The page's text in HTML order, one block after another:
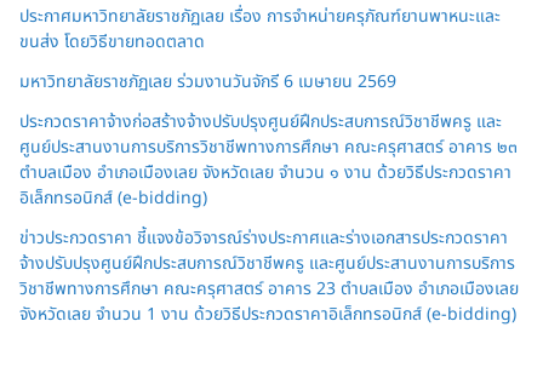
ประกาศมหาวิทยาลัยราชภัฏเลย เรื่อง การจำหน่ายครุภัณฑ์ยานพาหนะและ
ขนส่ง โดยวิธีขายทอดตลาด
มหาวิทยาลัยราชภัฏเลย ร่วมงานวันจักรี 6 เมษายน 2569
ประกวดราคาจ้างก่อสร้างจ้างปรับปรุงศูนย์ฝึกประสบการณ์วิชาชีพครู และ
ศูนย์ประสานงานการบริการวิชาชีพทางการศึกษา คณะครุศาสตร์ อาคาร ๒๓
ตำบลเมือง อำเภอเมืองเลย จังหวัดเลย จำนวน ๑ งาน ด้วยวิธีประกวดราคา
อิเล็กทรอนิกส์ (e-bidding)
ข่าวประกวดราคา ชี้แจงข้อวิจารณ์ร่างประกาศและร่างเอกสารประกวดราคา
จ้างปรับปรุงศูนย์ฝึกประสบการณ์วิชาชีพครู และศูนย์ประสานงานการบริการ
วิชาชีพทางการศึกษา คณะครุศาสตร์ อาคาร 23 ตำบลเมือง อำเภอเมืองเลย
จังหวัดเลย จำนวน 1 งาน ด้วยวิธีประกวดราคาอิเล็กทรอนิกส์ (e-bidding)